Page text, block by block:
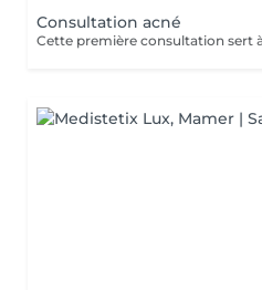
Consultation acné